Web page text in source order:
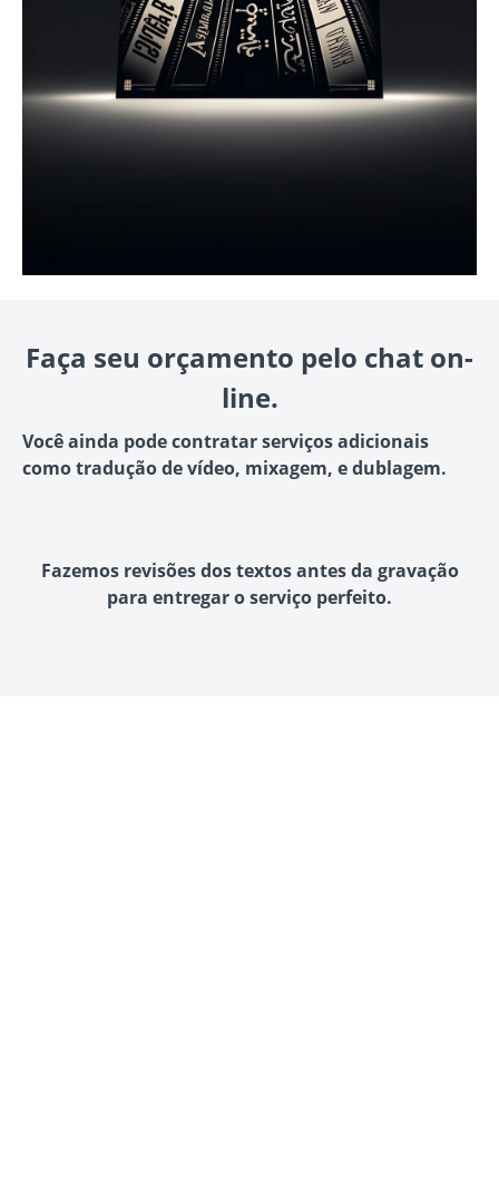
Faça seu orçamento pelo chat on-
line.
Você ainda pode contratar serviços adicionais
como tradução de vídeo, mixagem, e dublagem.
Fazemos revisões dos textos antes da gravação
para entregar o serviço perfeito.